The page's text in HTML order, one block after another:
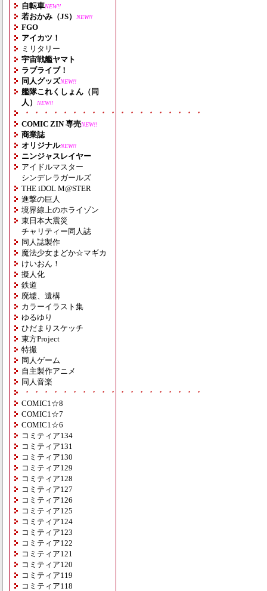
自転車NEW!!
若おかみ（JS） NEW!!
FGO
アイカツ！
ミリタリー
宇宙戦艦ヤマト
ラブライブ！
同人グッズNEW!!
艦隊これくしょん（同
人）
NEW!!
・・・・・・・・・・・・・・・・・・・
COMIC ZIN 専売NEW!!
商業誌
オリジナルNEW!!
ニンジャスレイヤー
アイドルマスター
シンデレラガールズ
THE iDOL M@STER
進撃の巨人
境界線上のホライゾン
東日本大震災
チャリティー同人誌
同人誌製作
魔法少女まどか☆マギカ
けいおん！
擬人化
鉄道
廃墟、遺構
カラーイラスト集
ゆるゆり
ひだまりスケッチ
東方Project
特撮
同人ゲーム
自主製作アニメ
同人音楽
・・・・・・・・・・・・・・・・・・・
COMIC1☆8
COMIC1☆7
COMIC1☆6
コミティア134
コミティア131
コミティア130
コミティア129
コミティア128
コミティア127
コミティア126
コミティア125
コミティア124
コミティア123
コミティア122
コミティア121
コミティア120
コミティア119
コミティア118